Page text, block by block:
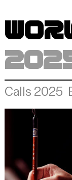
Calls 2025